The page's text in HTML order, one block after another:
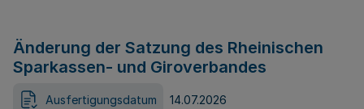
Änderung der Satzung des Rheinischen
Sparkassen- und Giroverbandes
Ausfertigungsdatum 14.07.2026